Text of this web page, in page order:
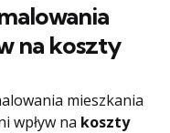
na koszty
mieszkania
wpływ na koszty